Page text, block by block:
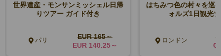
世界遺産・モンサンミッシェル日帰
りツアー ガイド付き
パリ
EUR 165～
EUR 140.25～
はちみつ色の村々を巡
ォルズ1日観光
ロンドン